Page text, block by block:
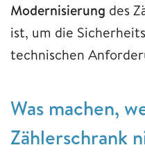
Modernisierung des
ist, um die
technischen
Was machen,
Zählerschrank